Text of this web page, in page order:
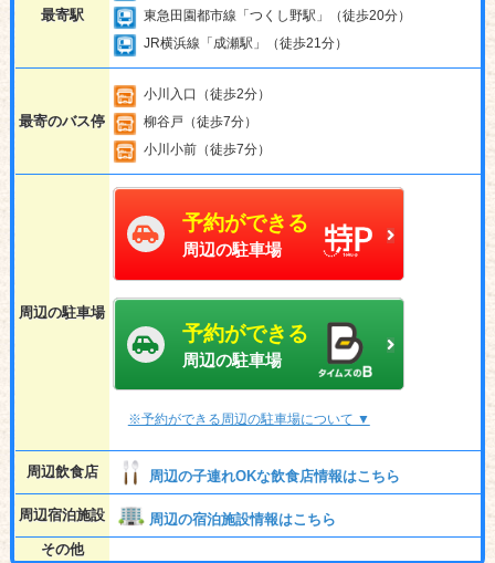
最寄駅
東急田園都市線「つくし野駅」（徒歩20分）
JR横浜線「成瀬駅」（徒歩21分）
最寄のバス停
小川入口（徒歩2分）
柳谷戸（徒歩7分）
小川小前（徒歩7分）
周辺の駐車場
予約ができる
周辺の駐車場
予約ができる
周辺の駐車場
※予約ができる周辺の駐車場について ▼
周辺飲食店 周辺の子連れOKな飲食店情報はこちら
周辺宿泊施設
周辺の宿泊施設情報はこちら
その他